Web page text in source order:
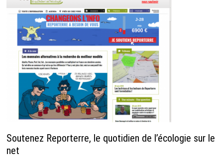
Soutenez Reporterre, le quotidien de l’écologie sur le
net